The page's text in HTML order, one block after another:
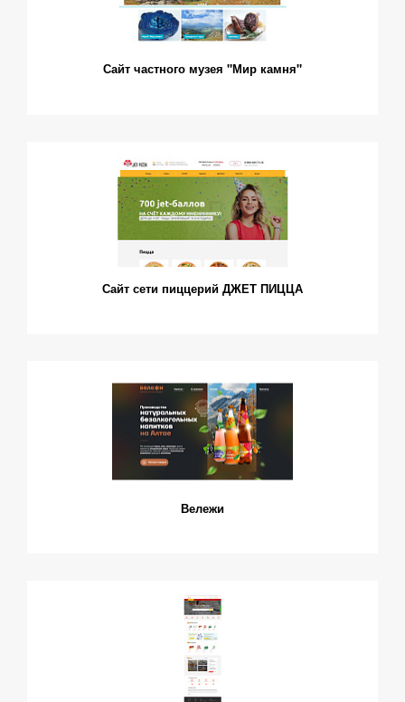
Сайт частного музея "Мир камня"
Сайт сети пиццерий ДЖЕТ ПИЦЦА
Вележи